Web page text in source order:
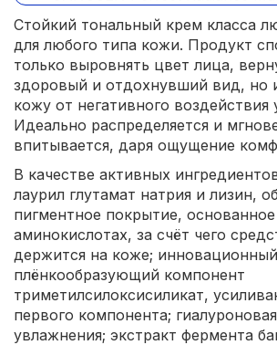
Стойкий тональный крем класса
для любого типа кожи. Продукт
только выровнять цвет лица,
здоровый и отдохнувший вид, но
кожу от негативного воздействия
Идеально распределяется и
впитывается, даря ощущение
В качестве активных
лаурил глутамат натрия и лизин,
пигментное покрытие,
аминокислотах, за счёт чего
держится на коже; инновационный
плёнкообразующий компонент
триметилсилоксисиликат,
первого компонента;
увлажнения; экстракт фермента